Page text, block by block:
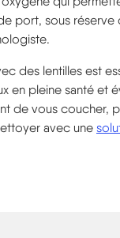
port, sous réserve
des lentilles est
en pleine santé et
de vous coucher,
avec une